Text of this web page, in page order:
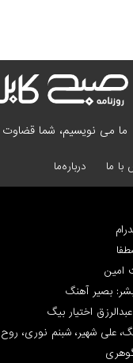
ما می نویسیم، شما قضاوت
ما درباره‌ما
بصیر آهنگ
اختیار بیگ
علی شهیر، شبنم نوری، روح